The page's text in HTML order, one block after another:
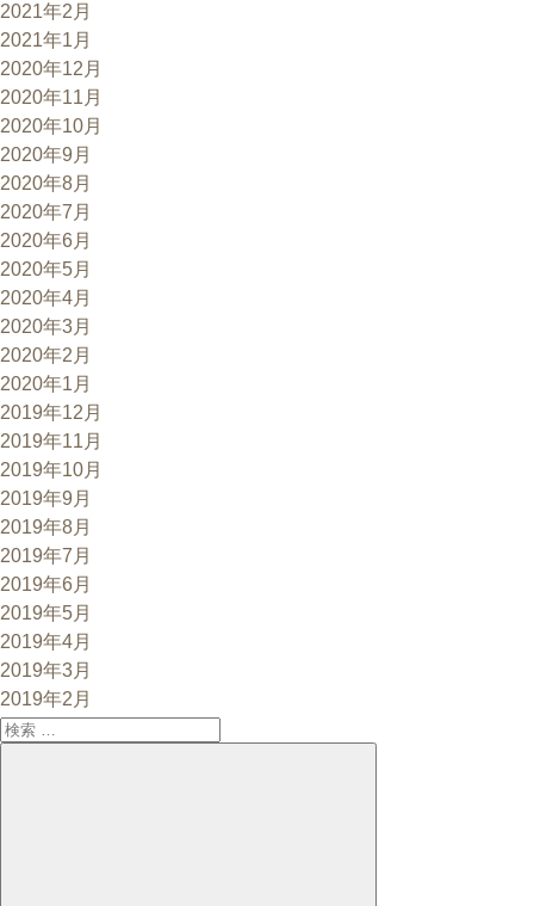
2021年2月
2021年1月
2020年12月
2020年11月
2020年10月
2020年9月
2020年8月
2020年7月
2020年6月
2020年5月
2020年4月
2020年3月
2020年2月
2020年1月
2019年12月
2019年11月
2019年10月
2019年9月
2019年8月
2019年7月
2019年6月
2019年5月
2019年4月
2019年3月
2019年2月
検